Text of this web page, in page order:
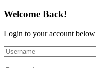
Welcome Back!
Login to your account below